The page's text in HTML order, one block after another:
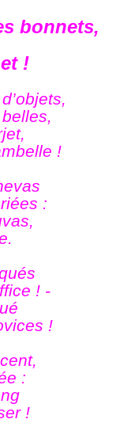
bonnets,
!
!
:
! -
!
:
!